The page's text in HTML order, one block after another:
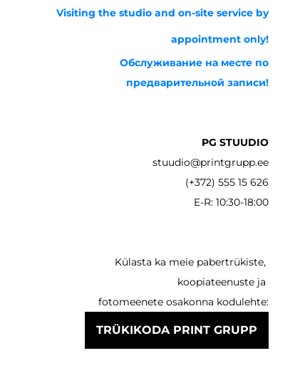
Visiting the studio and on-site service by
appointment only!
Обслуживание на месте по
предварительной записи!
PG STUUDIO
stuudio@printgrupp.ee
(+372) 555 15 626
E-R: 10:30-18:00
Külasta ka meie pabertrükiste,
koopiateenuste ja
fotomeenete osakonna kodulehte:
TRÜKIKODA PRINT GRUPP